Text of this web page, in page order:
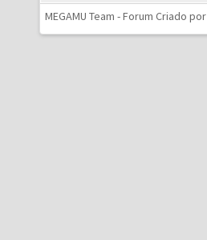
MEGAMU Team - Forum Criado por